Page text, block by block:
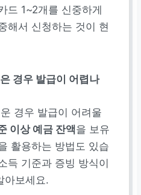
드 1~2개를 신중하게
해서 신청하는 것이 현
경우 발급이 어렵나
경우 발급이 어려울
이상 예금 잔액을 보유
활용하는 방법도 있습
득 기준과 증빙 방식이
아보세요.